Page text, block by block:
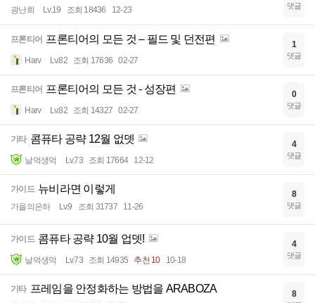
광난희 Lv.19 조회 18436 12-23 댓글
프론티어 프론티어의 모든 것 – 필드 및 던전편
Harv Lv.82 조회 17636 02-27
1
댓글
프론티어 프론티어의 모든 것 - 성장편
Harv Lv.82 조회 14327 02-27
0
댓글
기타 콤퓨타 공략 12월 없뎃
날먹생먹 Lv.73 조회 17664 12-12
4
댓글
가이드 뉴비라면 이렇게
가을의은하 Lv.9 조회 31737 11-26
8
댓글
가이드 콤퓨타 공략 10월 업뎃!
날먹생먹 Lv.73 조회 14935 추천 10 10-18
4
댓글
기타 프레임을 안정화하는 방법을 ARABOZA 8